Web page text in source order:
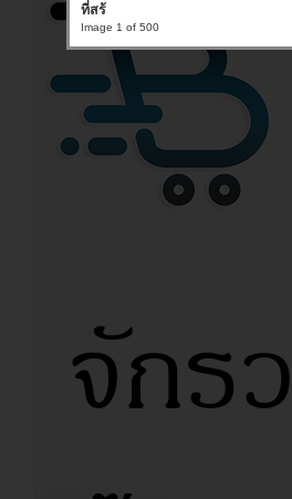
ที่สร้
Image 1 of 500